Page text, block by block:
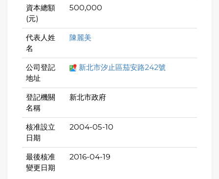
資本總額
(元)
500,000
代表人姓
名
陳麗美
公司登記
地址
新北市汐止區茄安路242號
登記機關
名稱
新北市政府
核准設立
日期
2004-05-10
最後核准
變更日期
2016-04-19